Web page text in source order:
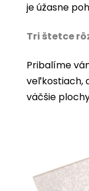
je úžasne
Tri štetce
Pribalíme
veľkostiach,
väčšie